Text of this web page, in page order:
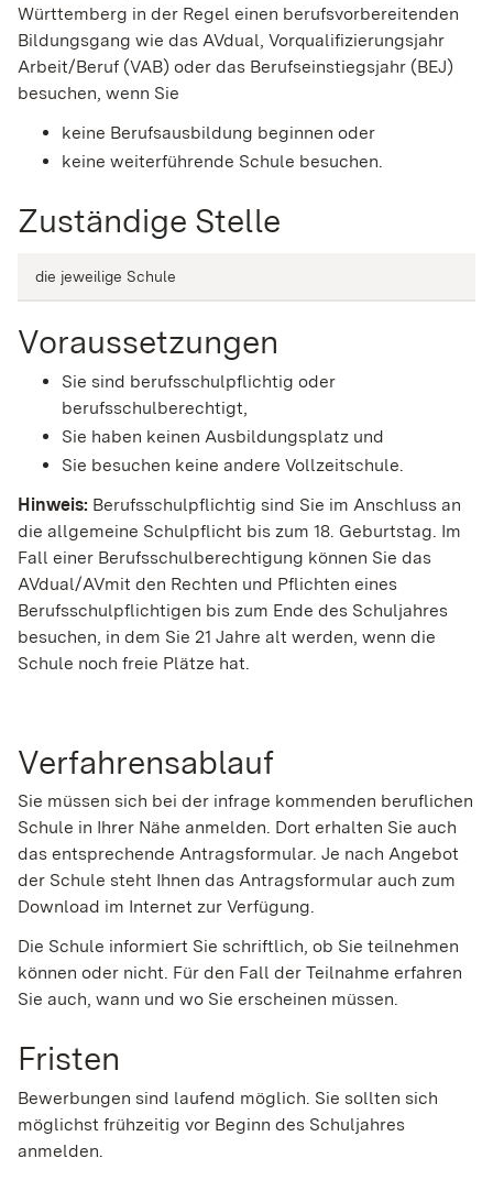
Württemberg in der Regel einen berufsvorbereitenden
Bildungsgang wie das AVdual, Vorqualifizierungsjahr
Arbeit/Beruf (VAB) oder das Berufseinstiegsjahr (BEJ)
besuchen, wenn Sie
keine Berufsausbildung beginnen oder
keine weiterführende Schule besuchen.
Zuständige Stelle
die jeweilige Schule
Voraussetzungen
Sie sind berufsschulpflichtig oder
berufsschulberechtigt,
Sie haben keinen Ausbildungsplatz und
Sie besuchen keine andere Vollzeitschule.
Hinweis: Berufsschulpflichtig sind Sie im Anschluss an
die allgemeine Schulpflicht bis zum 18. Geburtstag. Im
Fall einer Berufsschulberechtigung können Sie das
AVdual/AVmit den Rechten und Pflichten eines
Berufsschulpflichtigen bis zum Ende des Schuljahres
besuchen, in dem Sie 21 Jahre alt werden, wenn die
Schule noch freie Plätze hat.
Verfahrensablauf
Sie müssen sich bei der infrage kommenden beruflichen
Schule in Ihrer Nähe anmelden. Dort erhalten Sie auch
das entsprechende Antragsformular. Je nach Angebot
der Schule steht Ihnen das Antragsformular auch zum
Download im Internet zur Verfügung.
Die Schule informiert Sie schriftlich, ob Sie teilnehmen
können oder nicht. Für den Fall der Teilnahme erfahren
Sie auch, wann und wo Sie erscheinen müssen.
Fristen
Bewerbungen sind laufend möglich. Sie sollten sich
möglichst frühzeitig vor Beginn des Schuljahres
anmelden.